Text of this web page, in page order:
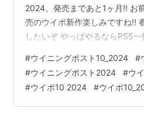
2024、発売まであと1ヶ月!! お
売のウイポ新作楽しみですね!!
したいぞ やっぱやるならPS5
約してしまった 来月からウイポ
発売まで後1ヶ月、楽しみすぎ
ップはエディットで環境変化×
は何と言ってもダート三冠やろ
#ウイニングポスト10_2024 #
#ウイニングポスト2024 #ウ
#ウイポ10 2024 #ウイポ